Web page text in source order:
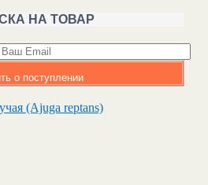
НА ТОВАР
о поступлении
(Ajuga reptans)